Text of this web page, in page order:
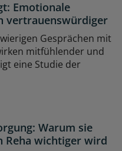
Emotionale
vertrauenswürdiger
Gesprächen mit
mitfühlender und
eine Studie der
Warum sie
Reha wichtiger wird